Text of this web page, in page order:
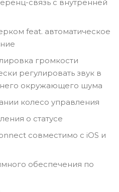
связь с внутренней
feat. автоматическое
громкости
регулировать звук в
окружающего шума
колесо управления
о статусе
совместимо с iOS и
обеспечения по